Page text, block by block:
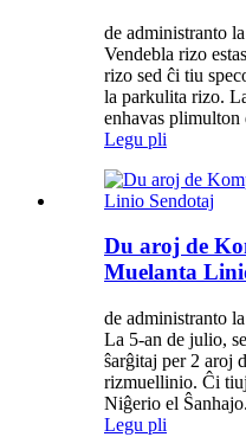
de administranto
Vendebla rizo
rizo sed ĉi tiu
la parkulita rizo.
enhavas plimulton
Legu pli
Du aroj de
Muelanta
de administranto
La 5-an de julio,
ŝarĝitaj per 2 aroj
rizmuellinio. Ĉi
Niĝerio el
Legu pli